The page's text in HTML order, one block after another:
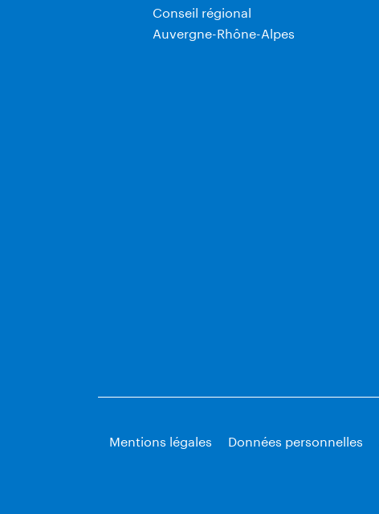
Conseil régional
Auvergne-Rhône-Alpes
Mentions légales Données personnelles